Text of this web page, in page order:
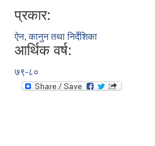
प्रकार:
ऐन, कानुन तथा निर्देशिका
आर्थिक वर्ष:
७९-८०